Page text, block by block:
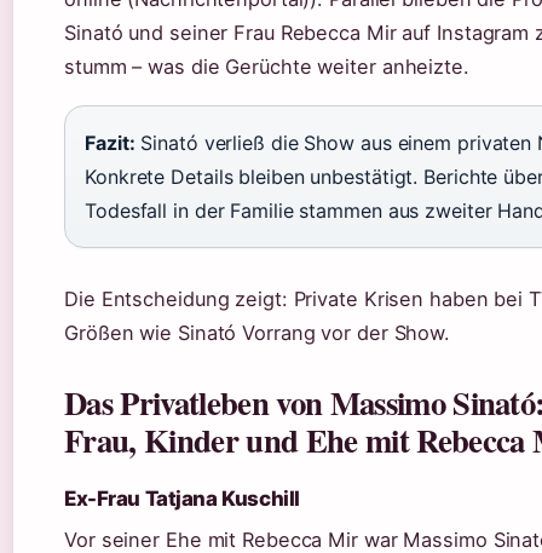
Sinató und seiner Frau Rebecca Mir auf Instagram
stumm – was die Gerüchte weiter anheizte.
Fazit: Sinató verließ die Show aus einem privaten
Konkrete Details bleiben unbestätigt. Berichte
Todesfall in der Familie stammen aus zweiter
Die Entscheidung zeigt: Private Krisen haben bei
Größen wie Sinató Vorrang vor der Show.
Das Privatleben von Massimo
Frau, Kinder und Ehe mit Rebecca
Ex-Frau Tatjana Kuschill
Vor seiner Ehe mit Rebecca Mir war Massimo